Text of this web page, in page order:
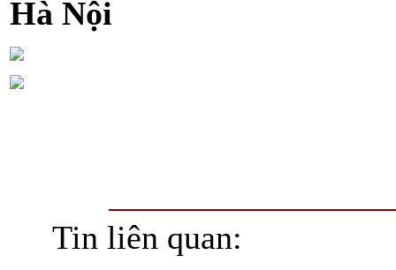
Hà Nội
Tin liên quan: